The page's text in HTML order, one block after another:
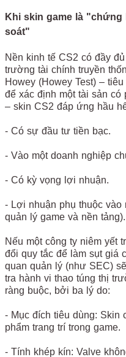
Khi skin game là
soát"
Nền kinh tế CS2 có đầy
trường tài chính truyền
Howey (Howey Test) –
để xác định một tài sản
– skin CS2 đáp ứng hầu
- Có sự đầu tư tiền bạc.
- Vào một doanh nghiệp
- Có kỳ vọng lợi nhuận.
- Lợi nhuận phụ thuộc
quản lý game và nền tảng).
Nếu một công ty niêm yết
đổi quy tắc để làm sụt giá
quan quản lý (như SEC)
tra hành vi thao túng thị
ràng buộc, bởi ba lý do:
- Mục đích tiêu dùng: Skin
phẩm trang trí trong game.
- Tính khép kín: Valve